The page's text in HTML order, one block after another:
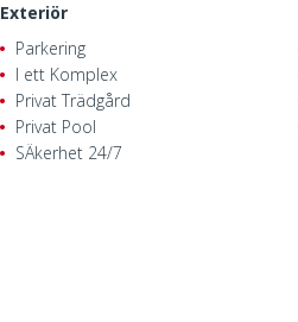
Exteriör
Parkering
I ett Komplex
Privat Trädgård
Privat Pool
SÄkerhet 24/7